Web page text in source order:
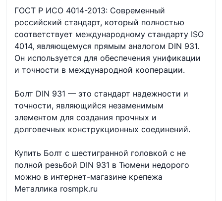
ГОСТ Р ИСО 4014-2013: Современный
российский стандарт, который полностью
соответствует международному стандарту ISO
4014, являющемуся прямым аналогом DIN 931.
Он используется для обеспечения унификации
и точности в международной кооперации.
Болт DIN 931 — это стандарт надежности и
точности, являющийся незаменимым
элементом для создания прочных и
долговечных конструкционных соединений.
Купить Болт с шестигранной головкой с не
полной резьбой DIN 931 в Тюмени недорого
можно в интернет-магазине крепежа
Металлика rosmpk.ru